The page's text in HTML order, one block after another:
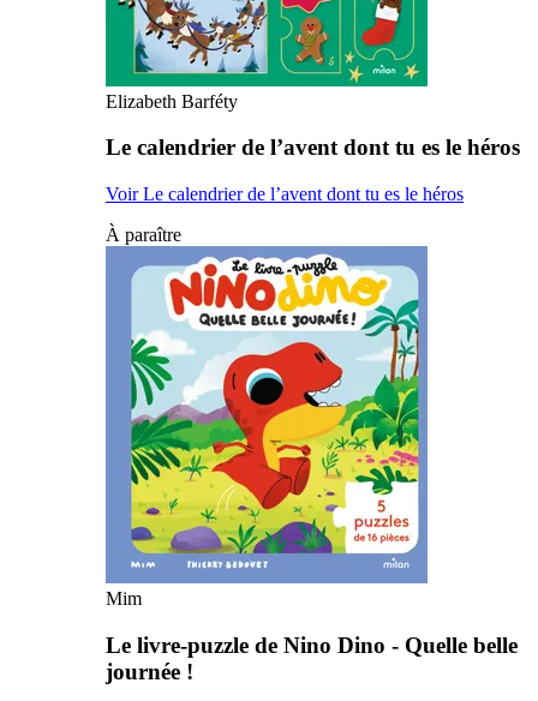
Elizabeth Barféty
Le calendrier de l’avent dont tu es le héros
Voir Le calendrier de l’avent dont tu es le héros
À paraître
Mim
Le livre-puzzle de Nino Dino - Quelle belle
journée !